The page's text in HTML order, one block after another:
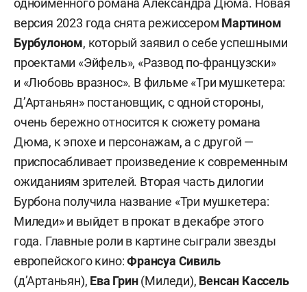
одноименного романа Александра Дюма. Новая
версия 2023 года снята режиссером Мартином
Бурбулоном, который заявил о себе успешными
проектами «Эйфель», «Развод по-французски»
и «Любовь вразнос». В фильме «Три мушкетера:
Д’Артаньян» постановщик, с одной стороны,
очень бережно относится к сюжету романа
Дюма, к эпохе и персонажам, а с другой —
приспосабливает произведение к современным
ожиданиям зрителей. Вторая часть дилогии
Бурбона получила название «Три мушкетера:
Миледи» и выйдет в прокат в декабре этого
года. Главные роли в картине сыграли звезды
европейского кино:Франсуа Сивиль
(д’Артаньян), Ева Грин(Миледи), Венсан Кассель